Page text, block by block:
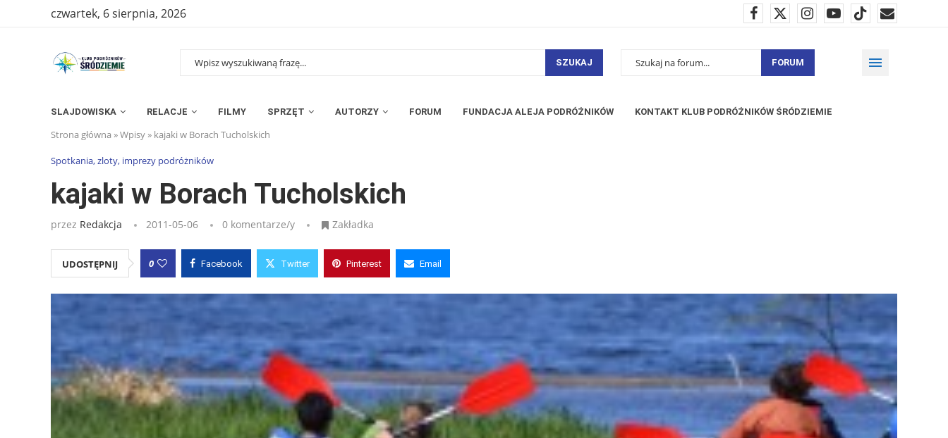
czwartek, 6 sierpnia, 2026
SZUKAJ FORUM
SLAJDOWISKA RELACJE FILMY SPRZĘT AUTORZY FORUM FUNDACJA ALEJA PODRÓŻNIKÓW KONTAKT KLUB PODRÓŻNIKÓW ŚRÓDZIEMIE
Strona główna »Wpisy» kajaki w Borach Tucholskich
Spotkania, zloty, imprezy podróżników
kajaki w Borach Tucholskich
przez Redakcja 2011-05-06 0 komentarze/y Zakładka
UDOSTĘPNIJ 0 Facebook Twitter Pinterest Email